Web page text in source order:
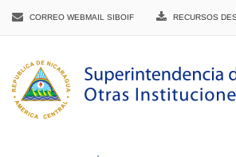
CORREO WEBMAIL SIBOIF RECURSOS